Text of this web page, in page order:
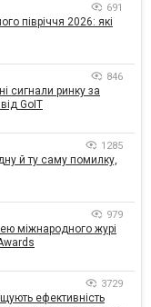
691
півріччя 2026: які
846
сигнали ринку за
GoIT
1285
й ту саму помилку,
979
міжнародного журі
3729
ефективність